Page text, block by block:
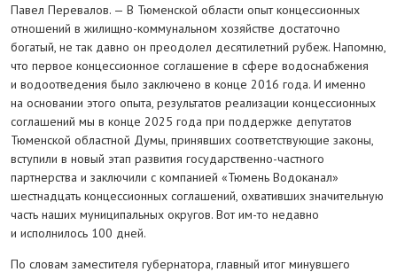
Павел Перевалов. — В Тюменской области опыт концессионных
отношений в жилищно-коммунальном хозяйстве достаточно
богатый, не так давно он преодолел десятилетний рубеж. Напомню,
что первое концессионное соглашение в сфере водоснабжения
и водоотведения было заключено в конце 2016 года. И именно
на основании этого опыта, результатов реализации концессионных
соглашений мы в конце 2025 года при поддержке депутатов
Тюменской областной Думы, принявших соответствующие законы,
вступили в новый этап развития государственно-частного
партнерства и заключили с компанией «Тюмень Водоканал»
шестнадцать концессионных соглашений, охвативших значительную
часть наших муниципальных округов. Вот им-то недавно
и исполнилось 100 дней.
По словам заместителя губернатора, главный итог минувшего